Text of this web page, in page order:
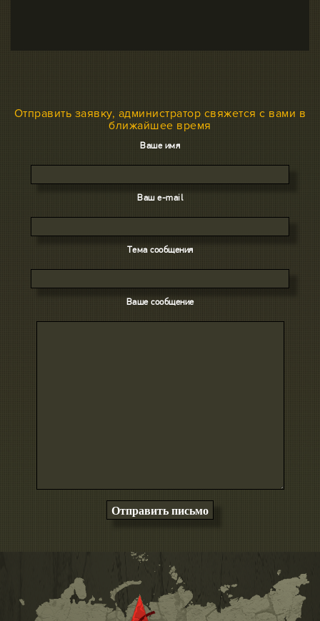
Отправить заявку, администратор свяжется с вами в
ближайшее время
Ваше имя
Ваш e-mail
Тема сообщения
Ваше сообщение